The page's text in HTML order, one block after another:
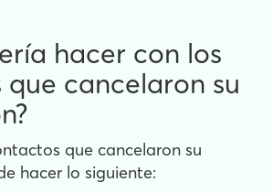
hacer con los
cancelaron su
que cancelaron su
hacer lo siguiente: